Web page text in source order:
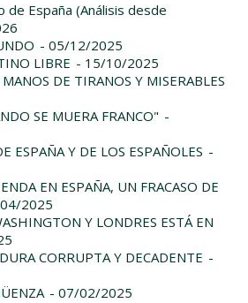
España (Análisis desde
- 05/12/2025
LIBRE - 15/10/2025
DE TIRANOS Y MISERABLES
SE MUERA FRANCO" -
ESPAÑA Y DE LOS ESPAÑOLES -
EN ESPAÑA, UN FRACASO DE
2025
Y LONDRES ESTÁ EN
CORRUPTA Y DECADENTE -
- 07/02/2025